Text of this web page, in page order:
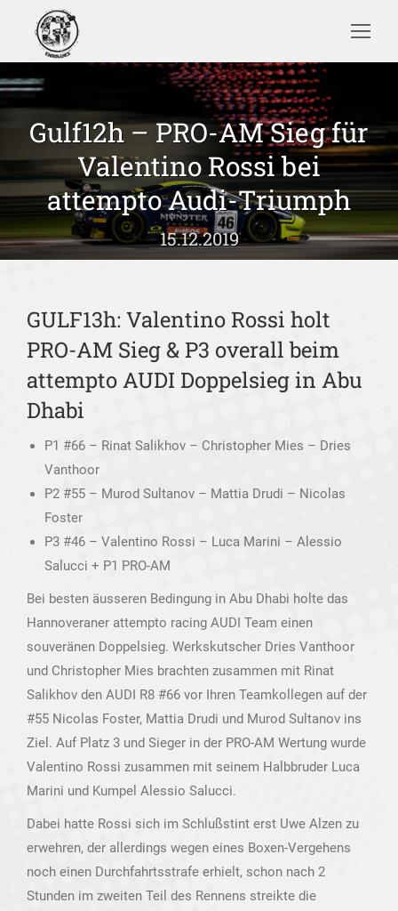
Search:
Gulf12h – PRO-AM Sieg für
Valentino Rossi bei
attempto Audi-Triumph
15.12.2019
Sie befinden sich hier:
GULF13h: Valentino Rossi holt
PRO-AM Sieg & P3 overall beim
attempto AUDI Doppelsieg in Abu
Dhabi
P1 #66 – Rinat Salikhov – Christopher Mies – Dries
Vanthoor
P2 #55 – Murod Sultanov – Mattia Drudi – Nicolas
Foster
P3 #46 – Valentino Rossi – Luca Marini – Alessio
Salucci + P1 PRO-AM
Bei besten äusseren Bedingung in Abu Dhabi holte das
Hannoveraner attempto racing AUDI Team einen
souveränen Doppelsieg. Werkskutscher Dries Vanthoor
und Christopher Mies brachten zusammen mit Rinat
Salikhov den AUDI R8 #66 vor Ihren Teamkollegen auf der
#55 Nicolas Foster, Mattia Drudi und Murod Sultanov ins
Ziel. Auf Platz 3 und Sieger in der PRO-AM Wertung wurde
Valentino Rossi zusammen mit seinem Halbbruder Luca
Marini und Kumpel Alessio Salucci.
Dabei hatte Rossi sich im Schlußstint erst Uwe Alzen zu
erwehren, der allerdings wegen eines Boxen-Vergehens
noch einen Durchfahrtsstrafe erhielt, schon nach 2
Stunden im zweiten Teil des Rennens streikte die